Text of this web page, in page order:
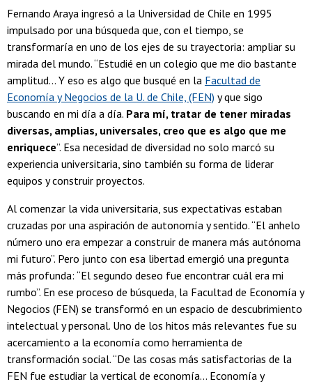
Fernando Araya ingresó a la Universidad de Chile en 1995
impulsado por una búsqueda que, con el tiempo, se
transformaría en uno de los ejes de su trayectoria: ampliar su
mirada del mundo. “Estudié en un colegio que me dio bastante
amplitud… Y eso es algo que busqué en la Facultad de
Economía y Negocios de la U. de Chile, (FEN) y que sigo
buscando en mi día a día. Para mí, tratar de tener miradas
diversas, amplias, universales, creo que es algo que me
enriquece”. Esa necesidad de diversidad no solo marcó su
experiencia universitaria, sino también su forma de liderar
equipos y construir proyectos.
Al comenzar la vida universitaria, sus expectativas estaban
cruzadas por una aspiración de autonomía y sentido. “El anhelo
número uno era empezar a construir de manera más autónoma
mi futuro”. Pero junto con esa libertad emergió una pregunta
más profunda: “El segundo deseo fue encontrar cuál era mi
rumbo”. En ese proceso de búsqueda, la Facultad de Economía y
Negocios (FEN) se transformó en un espacio de descubrimiento
intelectual y personal. Uno de los hitos más relevantes fue su
acercamiento a la economía como herramienta de
transformación social. “De las cosas más satisfactorias de la
FEN fue estudiar la vertical de economía… Economía y